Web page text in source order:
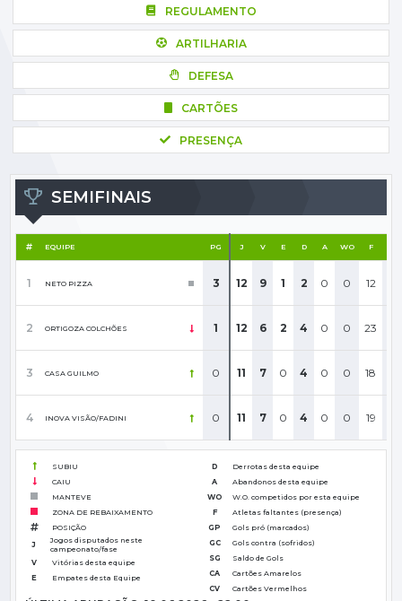
REGULAMENTO
ARTILHARIA
DEFESA
CARTÕES
PRESENÇA
SEMIFINAIS
EQUIPE PG
1 NETO PIZZA 3
2 ORTIGOZA COLCHÕES 1
3 CASA GUILMO 0
4 INOVA VISÃO/FADINI 0
J V E D A WO F
12 9 1 2 0 0 12
12 6 2 4 0 0 23
11 7 0 4 0 0 18
11 7 0 4 0 0 19
SUBIU
CAIU
MANTEVE
ZONA DE REBAIXAMENTO
POSIÇÃO
J
Jogos disputados neste
campeonato/fase
V
Vitórias desta equipe
E
Empates desta Equipe
D
Derrotas desta equipe
A
Abandonos desta equipe
WO
W.O. competidos por esta equipe
F
Atletas faltantes (presença)
GP
Gols pró (marcados)
GC
Gols contra (sofridos)
SG
Saldo de Gols
CA
Cartões Amarelos
CV
Cartões Vermelhos